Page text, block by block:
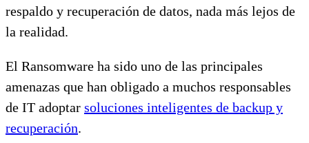
respaldo y recuperación de datos, nada más lejos de
la realidad.
El Ransomware ha sido uno de las principales
amenazas que han obligado a muchos responsables
de IT adoptar soluciones inteligentes de backup y
recuperación.